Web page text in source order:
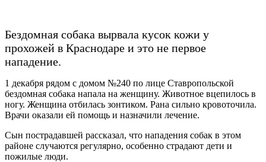
Бездомная собака вырвала кусок кожи у
прохожей в Краснодаре и это не первое
нападение.
1 декабря рядом с домом №240 по лице Ставропольской
бездомная собака напала на женщину. Животное вцепилось в
ногу. Женщина отбилась зонтиком. Рана сильно кровоточила.
Врачи оказали ей помощь и назначили лечение.
Сын пострадавшей рассказал, что нападения собак в этом
районе случаются регулярно, особенно страдают дети и
пожилые люди.